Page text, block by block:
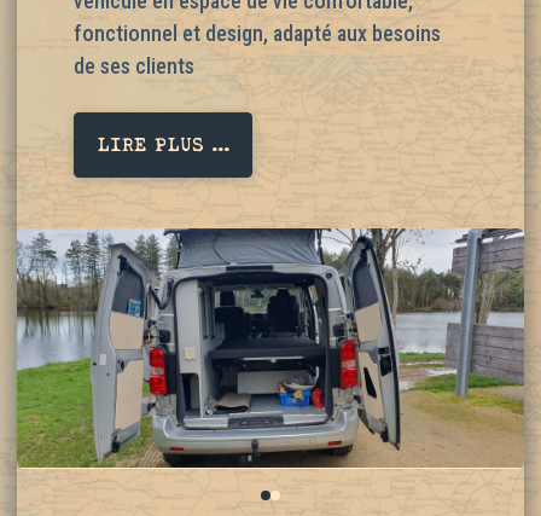
fonctionnel et design, adapté aux besoins
de ses clients
LIRE PLUS ...
01